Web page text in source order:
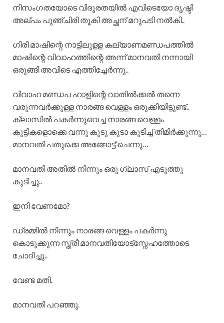
നിസംഗതയോടെ വിദൂരതയിൽ എവിടെയോ ദൃഷ്ടി
അല്പം പുഞ്ചിരി തൂകി അച്ഛന് മറുപടി നൽകി..
ഗിരി മാഷിന്റെ നാട്ടിലുള്ള കല്യാണമണ്ഡപത്തിൽ
മാഷിന്റെ വിവാഹത്തിന്റെ അന്ന് മാനവതി നന്നായി
ഒരുങ്ങി അവിടെ എത്തിച്ചേർന്നു..
വിവാഹ മണ്ഡപ ഹാളിന്റെ വാതിൽക്കൽ തന്നെ
വരുന്നവർക്കുള്ള നാരങ്ങ വെള്ളം ഒരുക്കിയിട്ടുണ്ട്..
ക്ലാസിൽ പകർന്നുവെച്ച നാരങ്ങ വെള്ളം
കുട്ടികളൊക്കെ വന്നു കുടു കുടാ കുടിച്ച് തിമിർക്കുന്നു…
മാനവതി പതുക്കെ അങ്ങോട്ട് ചെന്നു…
മാനവതി അതിൽ നിന്നും ഒരു ഗ്ലാസ് എടുത്തു
കുടിച്ചു..
ഇനി വേണമോ?
ഡ്രമ്മിൽ നിന്നും നാരങ്ങ വെള്ളം പകർന്നു
കൊടുക്കുന്ന സ്ത്രീ മാനവതിയോട്സ്നേഹത്തോടെ
ചോദിച്ചു..
വേണ്ട മതി.
മാനവതി പറഞ്ഞു.